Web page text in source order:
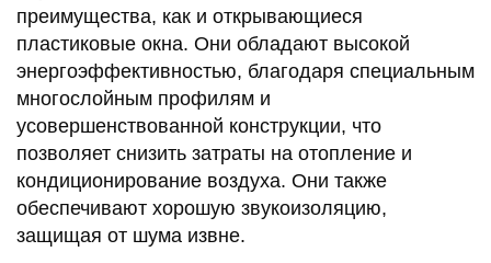
преимущества, как и открывающиеся
пластиковые окна. Они обладают высокой
энергоэффективностью, благодаря специальным
многослойным профилям и
усовершенствованной конструкции, что
позволяет снизить затраты на отопление и
кондиционирование воздуха. Они также
обеспечивают хорошую звукоизоляцию,
защищая от шума извне.